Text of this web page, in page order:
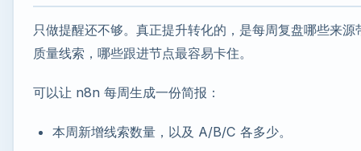
只做提醒还不够。真正提升转化的，是每周复盘哪些来源
质量线索，哪些跟进节点最容易卡住。
可以让 n8n 每周生成一份简报：
本周新增线索数量，以及 A/B/C 各多少。